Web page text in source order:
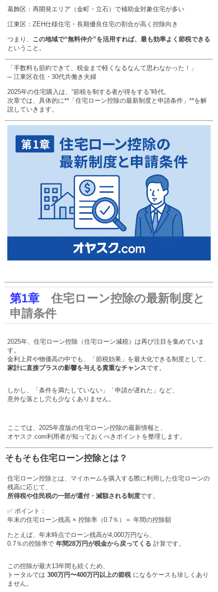
葛飾区：再開発エリア（金町・立石）で補助金対象住宅が多い
江東区：ZEH仕様住宅・長期優良住宅の割合が高く控除向き
つまり、 この地域で“無料仲介”を活用すれば、最も効率よく節税できる
ということ。
「手数料も節約できて、税金まで軽くなるなんて思わなかった！」
─ 江東区在住・30代共働き夫婦
2025年の住宅購入は、“節税を制する者が得をする”時代。
次章では、具体的に**「住宅ローン控除の最新制度と申請条件」**を解
説していきます。
第1章 住宅ローン控除の最新制度と
申請条件
2025年、住宅ローン控除（住宅ローン減税）は再び注目を集めていま
す。
金利上昇や物価高の中でも、「節税効果」を最大化できる制度として、
家計に直接プラスの影響を与える貴重なチャンスです。
しかし、「条件を満たしていない」「申請が遅れた」など、
意外な落とし穴も少なくありません。
ここでは、2025年度版の住宅ローン控除の最新情報と、
オヤスク.com利用者が知っておくべきポイントを整理します。
そもそも住宅ローン控除とは？
住宅ローン控除とは、マイホームを購入する際に利用した住宅ローンの
残高に応じて、
所得税や住民税の一部が還付・減額される制度です。
✅ ポイント：
年末の住宅ローン残高 × 控除率（0.7％）＝ 年間の控除額
たとえば、年末時点でローン残高が4,000万円なら、
0.7％の控除率で 年間28万円が税金から戻ってくる 計算です。
この控除が最大13年間も続くため、
トータルでは 300万円〜400万円以上の節税になるケースも珍しくあり
ません。